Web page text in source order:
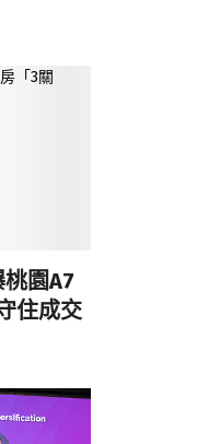
園A7
住成交